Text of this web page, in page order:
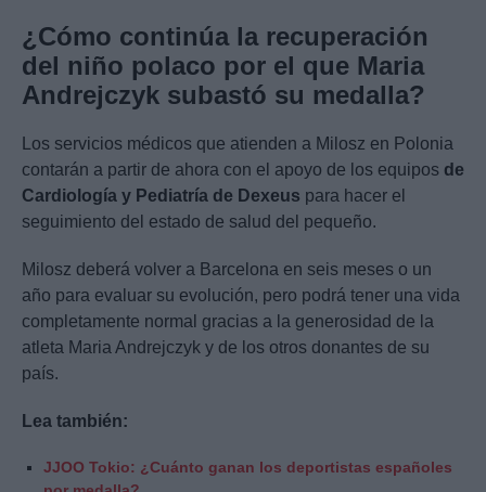
¿Cómo continúa la recuperación
del niño polaco por el que Maria
Andrejczyk subastó su medalla?
Los servicios médicos que atienden a Milosz en Polonia
contarán a partir de ahora con el apoyo de los equipos de
Cardiología y Pediatría de Dexeus para hacer el
seguimiento del estado de salud del pequeño.
Milosz deberá volver a Barcelona en seis meses o un
año para evaluar su evolución, pero podrá tener una vida
completamente normal gracias a la generosidad de la
atleta Maria Andrejczyk y de los otros donantes de su
país.
Lea también:
JJOO Tokio: ¿Cuánto ganan los deportistas españoles